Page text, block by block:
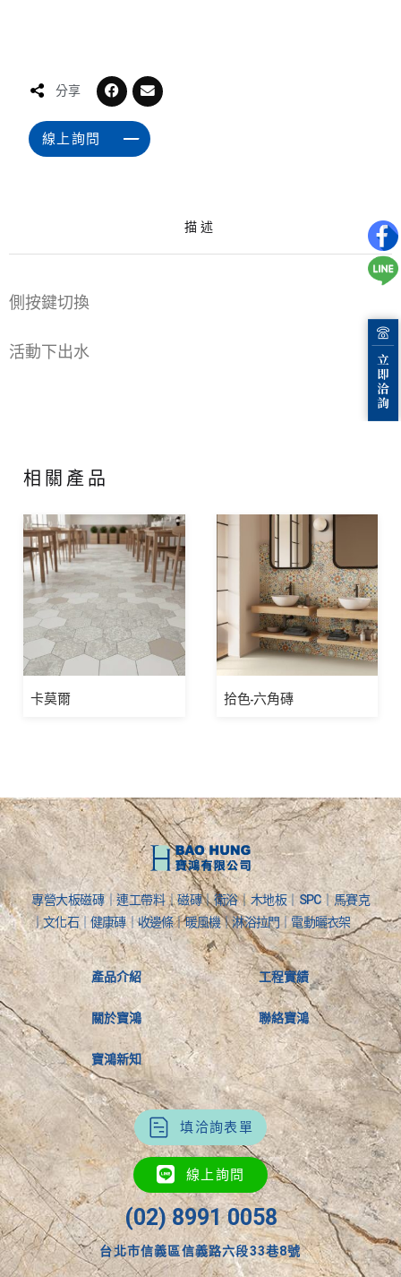
分享
線上詢問
描述
側按鍵切換
活動下出水
相關產品
卡莫爾 拾色-六角磚
專營大板磁磚｜連工帶料｜磁磚｜衛浴｜木地板｜SPC｜馬賽克
｜文化石｜健康磚｜收邊條｜暖風機｜淋浴拉門｜電動曬衣架
產品介紹
關於寶鴻
寶鴻新知
工程實績
聯絡寶鴻
填洽詢表單
線上詢問
(02) 8991 0058
台北市信義區信義路六段33巷8號